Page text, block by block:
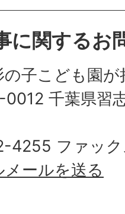
に関するお
子こども園
千葉県習
4255 ファッ
ールを送る